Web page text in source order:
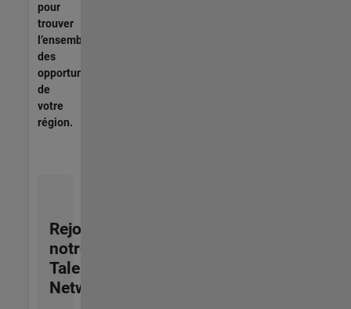
pour
trouver
l’ensemble
des
opportunités
de
votre
région.
Rejoignez
notre
Talent
Network